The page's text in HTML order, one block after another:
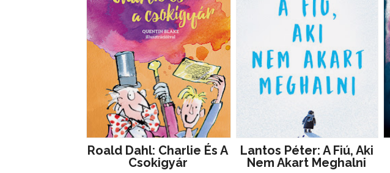
Roald Dahl: Charlie És A
Csokigyár
Lantos Péter: A ​fiú, Aki
Nem Akart Meghalni